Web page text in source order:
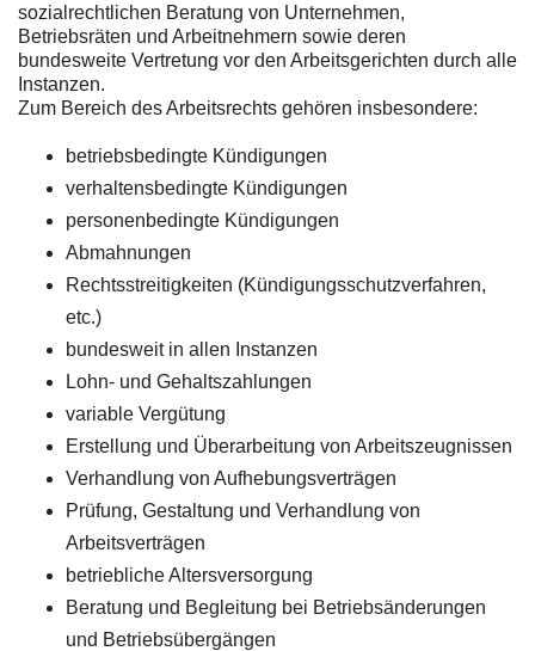
sozialrechtlichen Beratung von Unternehmen,
Betriebsräten und Arbeitnehmern sowie deren
bundesweite Vertretung vor den Arbeitsgerichten durch alle
Instanzen.
Zum Bereich des Arbeitsrechts gehören insbesondere:
betriebsbedingte Kündigungen
verhaltensbedingte Kündigungen
personenbedingte Kündigungen
Abmahnungen
Rechtsstreitigkeiten (Kündigungsschutzverfahren,
etc.)
bundesweit in allen Instanzen
Lohn- und Gehaltszahlungen
variable Vergütung
Erstellung und Überarbeitung von Arbeitszeugnissen
Verhandlung von Aufhebungsverträgen
Prüfung, Gestaltung und Verhandlung von
Arbeitsverträgen
betriebliche Altersversorgung
Beratung und Begleitung bei Betriebsänderungen
und Betriebsübergängen